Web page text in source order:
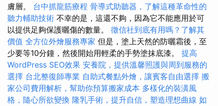
膚層。 台中抓龍筋療程 骨導式助聽器，了解這種革命性的
聽力輔助技術 不幸的是，這還不夠，因為它不能應用於可
以提供足夠保護曬傷的數量。 徵信社到底有用嗎？了解其
價值 全方位外燴服務專家 但是，塗上天然的防曬霜後，至
少要等10分鐘，然後開始用輕柔的手勢塗抹底漆。 提高
WordPress SEO效果 安養院，提供溫馨照護與周到服務的
選擇 台北整復師專業 自助式餐點外燴，讓賓客自由選擇 搬
家公司費用解析，幫助你預算搬家成本 多樣化的裝潢風
格，隨心所欲變換 隆乳手術，提升自信，塑造理想曲線 如